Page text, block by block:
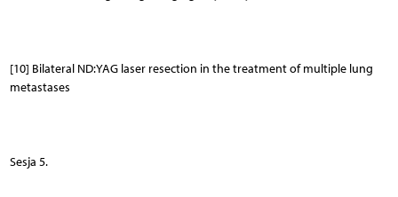
[10] Bilateral ND:YAG laser resection in the treatment of multiple lung
metastases
Sesja 5.